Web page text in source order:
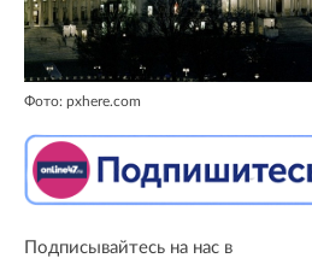
Фото: pxhere.com
Подписывайтесь на нас в